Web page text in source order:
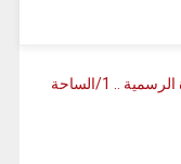
تفاصيل جامع الفنا التي لا تحفظها الذاكرة الرسمية .. 1/الساحة